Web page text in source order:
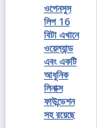
ওপেনসুস
লিপ 16
বিটা এখানে
ওয়েল্যান্ড
এবং একটি
আধুনিক
লিনাক্স
ফাউন্ডেশন
সহ রয়েছে